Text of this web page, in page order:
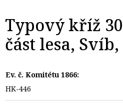
Typový kříž
část lesa,
Ev. č. Komitétu 1866:
HK-446